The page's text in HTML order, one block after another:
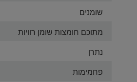
שומנים
מתוכם חומצות שומן רוויות
נתרן
פחמימות